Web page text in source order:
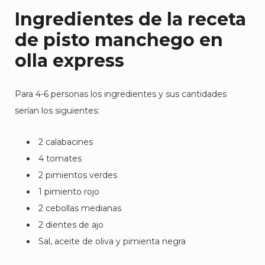
Ingredientes de la receta
de pisto manchego en
olla express
Para 4-6 personas los ingredientes y sus cantidades
serían los siguientes:
2 calabacines
4 tomates
2 pimientos verdes
1 pimiento rojo
2 cebollas medianas
2 dientes de ajo
Sal, aceite de oliva y pimienta negra